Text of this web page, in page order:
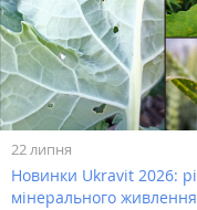
22 липня
Новинки Ukravit 2026:
мінерального живлення